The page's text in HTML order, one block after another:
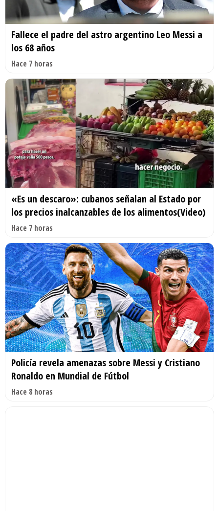
Fallece el padre del astro argentino Leo Messi a
los 68 años
Hace 7 horas
«Es un descaro»: cubanos señalan al Estado por
los precios inalcanzables de los alimentos(Video)
Hace 7 horas
Policía revela amenazas sobre Messi y Cristiano
Ronaldo en Mundial de Fútbol
Hace 8 horas